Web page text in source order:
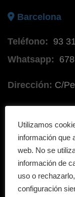
Barcelona
Teléfono: 93
Whatsapp:
Dirección: C/
TRABAJA CON
Utilizamos
información que
web. No se
información de
uso o
configuración